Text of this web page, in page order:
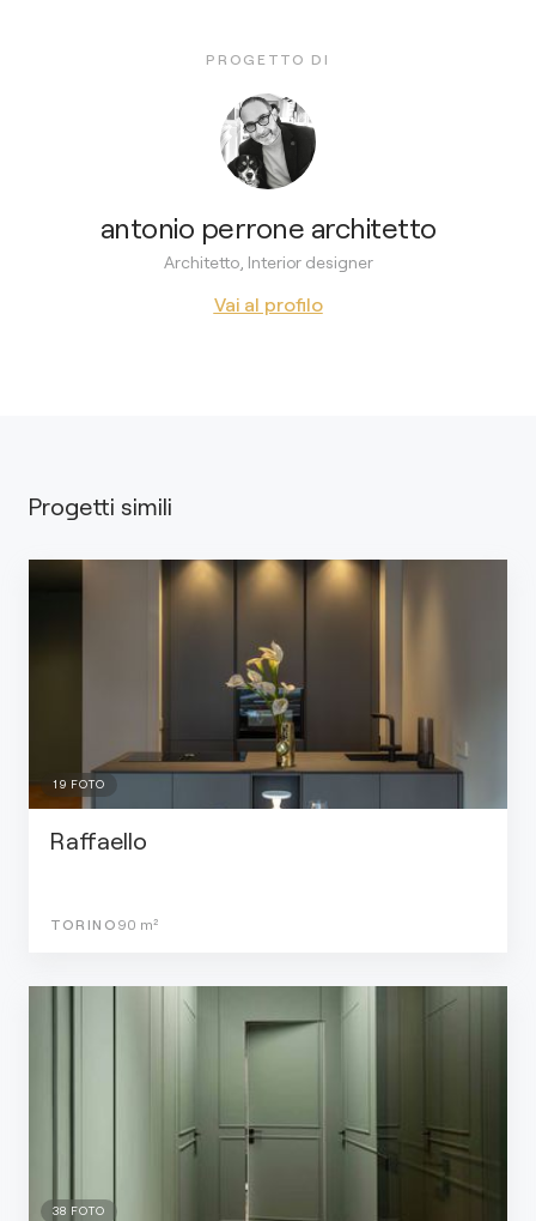
PROGETTO DI
antonio perrone architetto
Architetto, Interior designer
Vai al profilo
Progetti simili
19 FOTO
Raffaello
TORINO 90 m²
38 FOTO